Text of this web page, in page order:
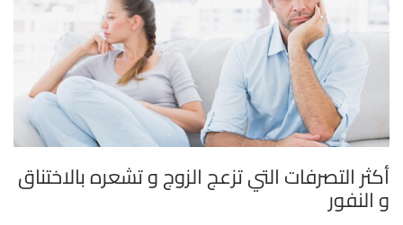
أكثر التصرفات التي تزعج الزوج و تشعره بالاختناق
و النفور